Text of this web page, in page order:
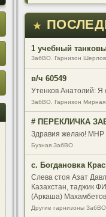
★
1 учебный
ЗабВО. Гарнизон
в/ч 60549
Утенков Анатолий: Я
ЗабВО. Гарнизон
# ПЕРЕКЛИЧКА
Здравия желаю! МНР
Бузная ЗабВО
с. Богдановка
Слева стоя Азат
Казахстан, таджик
(Аркаша)
82-84 май.
Другие гарнизоны ЗабВО